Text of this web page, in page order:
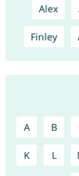
Alex
Finley
A B
K L